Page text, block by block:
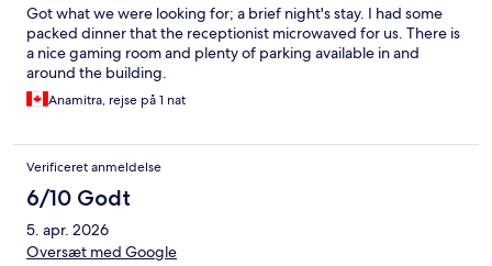
Got what we were looking for; a brief night's stay. I had some
packed dinner that the receptionist microwaved for us. There is
a nice gaming room and plenty of parking available in and
around the building.
Anamitra, rejse på 1 nat
Verificeret anmeldelse
6/10 Godt
5. apr. 2026
Oversæt med Google